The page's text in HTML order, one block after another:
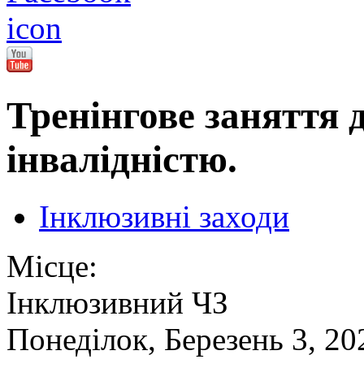
Тренінгове заняття
інвалідністю.
Інклюзивні заходи
Місце:
Інклюзивний ЧЗ
Понеділок, Березень 3,